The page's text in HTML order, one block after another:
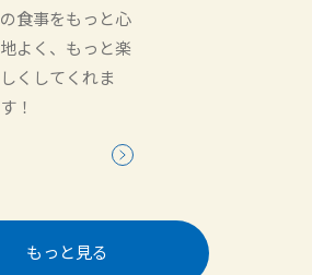
の食事をもっと心
地よく、もっと楽
しくしてくれま
す！
もっと見る